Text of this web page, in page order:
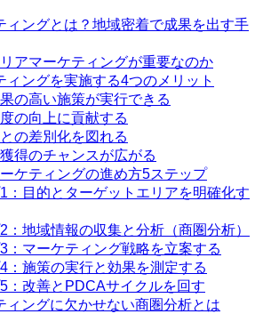
ィングとは？地域密着で成果を出す手
アマーケティングが重要なのか
ィングを実施する4つのメリット
の高い施策が実行できる
の向上に貢献する
の差別化を図れる
得のチャンスが広がる
ケティングの進め方5ステップ
：目的とターゲットエリアを明確化す
：地域情報の収集と分析（商圏分析）
：マーケティング戦略を立案する
：施策の実行と効果を測定する
：改善とPDCAサイクルを回す
ィングに欠かせない商圏分析とは